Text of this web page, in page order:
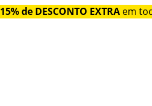
15% de DESCONTO EXTRA em